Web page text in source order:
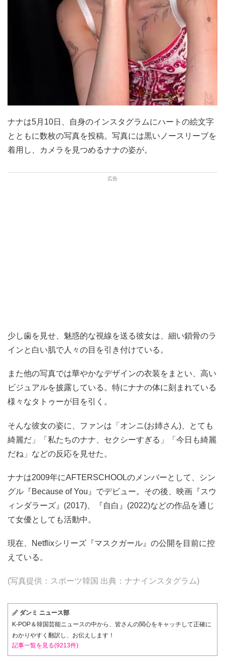
ナナは5月10日、自身のインスタグラムにハートの絵文字
とともに数枚の写真を投稿。写真には黒いノースリーブを
着用し、カメラを見つめるナナの姿が。
少し歯を見せ、魅惑的な視線を送る彼女は、細い鎖骨のラ
インと白い肌で人々の目を引き付けている。
また他の写真では華やかなデザインの衣装をまとい、高い
ビジュアルを披露している。特にナナの体に刻まれている
様々なタトゥーが目を引く。
そんな彼女の姿に、ファンは「オンニ(お姉さん)、とても
綺麗だ」「私たちのナナ、セクシーすぎる」「今日も綺麗
だね」などの反応を見せた。
ナナは2009年にAFTERSCHOOLのメンバーとして、シン
グル『Because of You』でデビュー。その後、映画『スウ
ィンダラーズ』(2017)、『自白』(2022)などの作品を通じ
て女優としても活動中。
現在、Netflixシリーズ『マスクガール』の公開を目前に控
えている。
(写真提供：スポーツ韓国 出典：ナナインスタグラム)
ダンミ ニュース部
K-POP＆韓国芸能ニュースの中から、皆さんの関心をキャッチして正確に
わかりやすく翻訳し、お伝えします！
記事一覧を見る(9213件)